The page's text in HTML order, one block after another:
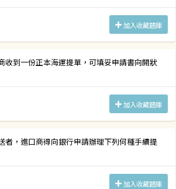
加入收藏題庫
收到一份正本海運提單，可填妥申請書向開狀
加入收藏題庫
者，進口商得向銀行申請辦理下列何種手續提
加入收藏題庫